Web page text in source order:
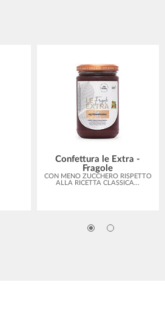
Confettura le Extra -
Fragole
CON MENO ZUCCHERO RISPETTO
ALLA RICETTA CLASSICA...